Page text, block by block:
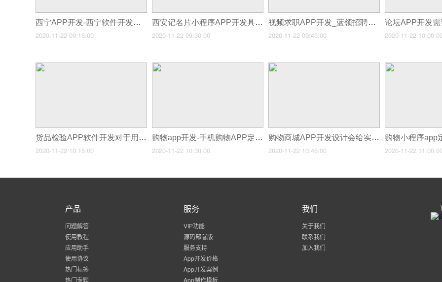
西宁APP开发-西宁软件开发公司
2020-11-22 09:15:00
西安记名片小程序APP开发具体功能需求分析
2020-11-22 09:30:00
视频求职APP开发_蓝领招聘市场的突破口
2020-11-22 09:45:00 2020-11-22
货品检验APP软件开发对于用户有什么作用？
2020-11-22 10:15:00
购物app开发-手机购物APP定制
2020-11-22 10:30:00
购物商城APP开发设计会给实体商城产生哪些影响
2020-11-22 10:45:00 2020-11-22
产品
问题解答
使用教程
应用助手
使用协议
热门标签
热门专题
服务
VIP功能
源码部署版
服务支持
App开发价格
App开发案例
App制作模板
我们
关于我们
联系我们
加入我们